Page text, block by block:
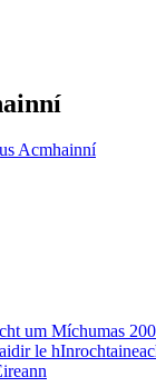
Acmhainní
um Míchumas
le